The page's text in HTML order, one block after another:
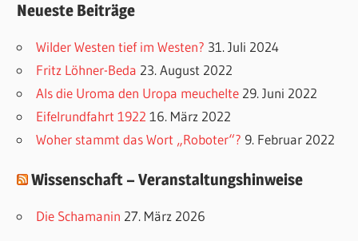
t
n
Neueste Beiträge
Wilder Westen tief im Westen? 31. Juli 2024
Fritz Löhner-Beda 23. August 2022
Als die Uroma den Uropa meuchelte 29. Juni 2022
Eifelrundfahrt 1922 16. März 2022
Woher stammt das Wort „Roboter“? 9. Februar 2022
Wissenschaft – Veranstaltungshinweise
Die Schamanin 27. März 2026